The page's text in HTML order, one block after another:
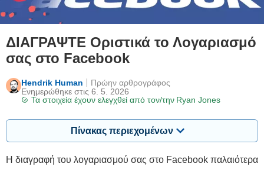
ΔΙΑΓΡΑΨΤΕ Οριστικά το Λογαριασμό
σας στο Facebook
Hendrik Human
Ενημερώθηκε στις 6. 5. 2026
Τα στοιχεία έχουν ελεγχθεί από τον/την Ryan Jones
Πρώην αρθρογράφος
Πίνακας περιεχομένων
Η διαγραφή του λογαριασμού σας στο Facebook παλαιότερα